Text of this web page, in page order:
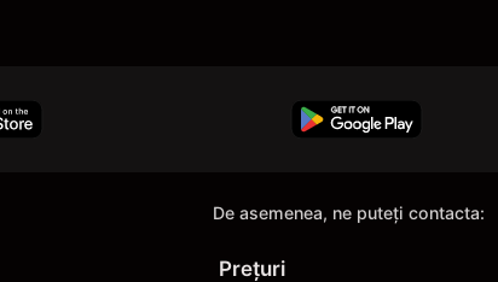
De asemenea, ne puteți contacta:
Prețuri